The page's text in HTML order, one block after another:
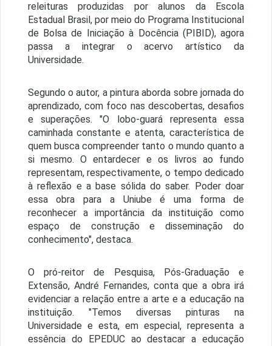
releituras produzidas por alunos da Escola
Estadual Brasil, por meio do Programa Institucional
de Bolsa de Iniciação à Docência (PIBID), agora
passa a integrar o acervo artístico da
Universidade.
Segundo o autor, a pintura aborda sobre jornada do
aprendizado, com foco nas descobertas, desafios
e superações. "O lobo-guará representa essa
caminhada constante e atenta, característica de
quem busca compreender tanto o mundo quanto a
si mesmo. O entardecer e os livros ao fundo
representam, respectivamente, o tempo dedicado
à reflexão e a base sólida do saber. Poder doar
essa obra para a Uniube é uma forma de
reconhecer a importância da instituição como
espaço de construção e disseminação do
conhecimento", destaca.
O pró-reitor de Pesquisa, Pós-Graduação e
Extensão, André Fernandes, conta que a obra irá
evidenciar a relação entre a arte e a educação na
instituição. "Temos diversas pinturas na
Universidade e esta, em especial, representa a
essência do EPEDUC ao destacar a educação